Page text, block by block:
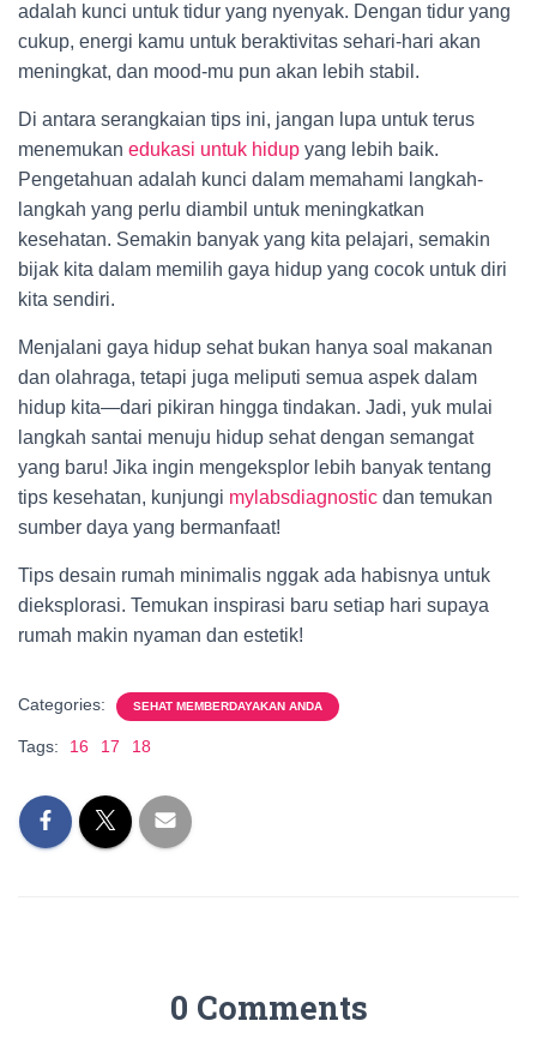
adalah kunci untuk tidur yang nyenyak. Dengan tidur yang
cukup, energi kamu untuk beraktivitas sehari-hari akan
meningkat, dan mood-mu pun akan lebih stabil.
Di antara serangkaian tips ini, jangan lupa untuk terus
menemukan edukasi untuk hidup yang lebih baik.
Pengetahuan adalah kunci dalam memahami langkah-
langkah yang perlu diambil untuk meningkatkan
kesehatan. Semakin banyak yang kita pelajari, semakin
bijak kita dalam memilih gaya hidup yang cocok untuk diri
kita sendiri.
Menjalani gaya hidup sehat bukan hanya soal makanan
dan olahraga, tetapi juga meliputi semua aspek dalam
hidup kita—dari pikiran hingga tindakan. Jadi, yuk mulai
langkah santai menuju hidup sehat dengan semangat
yang baru! Jika ingin mengeksplor lebih banyak tentang
tips kesehatan, kunjungi mylabsdiagnostic dan temukan
sumber daya yang bermanfaat!
Tips desain rumah minimalis nggak ada habisnya untuk
dieksplorasi. Temukan inspirasi baru setiap hari supaya
rumah makin nyaman dan estetik!
Categories: SEHAT MEMBERDAYAKAN ANDA
Tags: 16 17 18
0 Comments